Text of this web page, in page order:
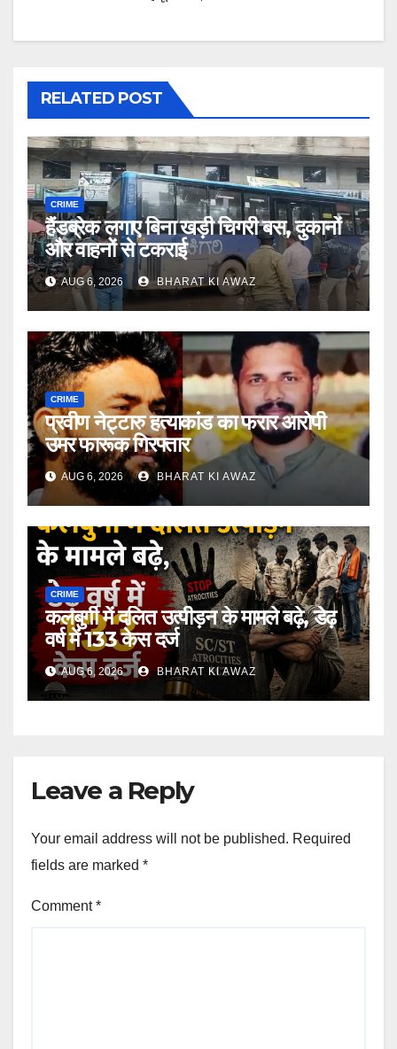
RELATED POST
CRIME
हैंडब्रेक लगाए बिना खड़ी चिगरी बस, दुकानों
और वाहनों से टकराई
AUG 6, 2026 BHARAT KI AWAZ
CRIME
प्रवीण नेट्टारु हत्याकांड का फरार आरोपी
उमर फारूक गिरफ्तार
AUG 6, 2026 BHARAT KI AWAZ
CRIME
कलबुर्गी में दलित उत्पीड़न के मामले बढ़े, डेढ़
वर्ष में 133 केस दर्ज
AUG 6, 2026 BHARAT KI AWAZ
Leave a Reply
Your email address will not be published. Required
fields are marked *
Comment*